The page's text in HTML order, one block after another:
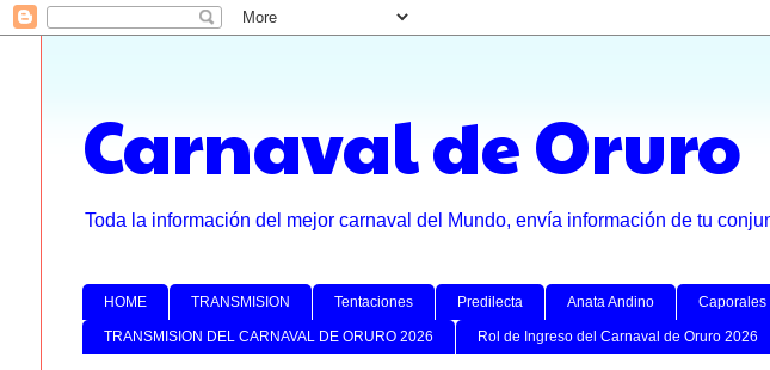
Carnaval de Oruro
Toda la información del mejor carnaval del Mundo, envía información de tu
HOME TRANSMISION Tentaciones Predilecta Anata Andino Caporales
TRANSMISION DEL CARNAVAL DE ORURO 2026 Rol de Ingreso del Carnaval de Oruro 2026